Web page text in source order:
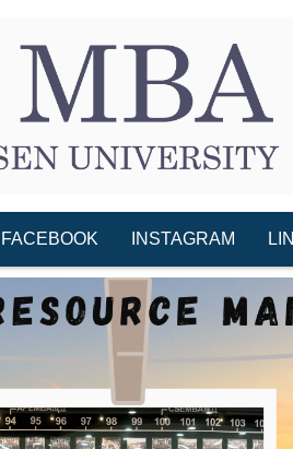
FACEBOOK INSTAGRAM